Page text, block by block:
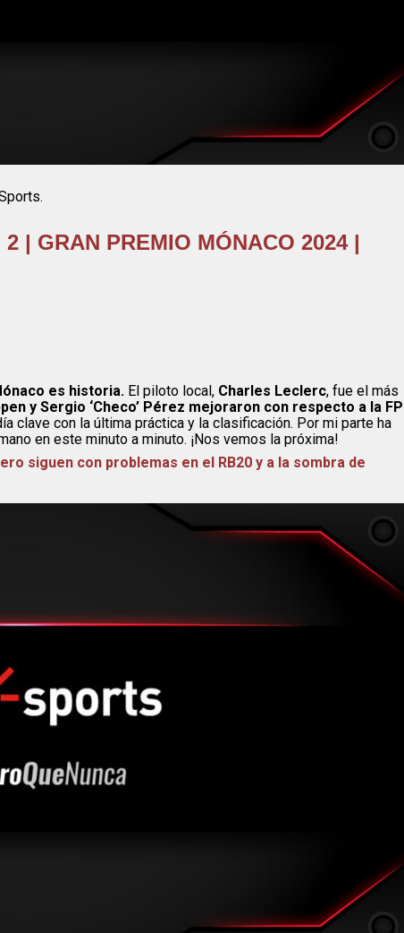
| GRAN PREMIO MÓNACO 2024 |
es historia. El piloto local, Charles Leclerc, fue el más
y Sergio ‘Checo’ Pérez mejoraron con respecto a la
clave con la última práctica y la clasificación. Por mi parte ha
en este minuto a minuto. ¡Nos vemos la próxima!
siguen con problemas en el RB20 y a la sombra de